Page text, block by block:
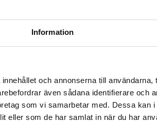
Information
och annonserna till användarna,
även sådana identifierare och
som vi samarbetar med. Dessa kan
eller som de har samlat in när du har
smoothies. En naturlig
spår av sesamfrön.